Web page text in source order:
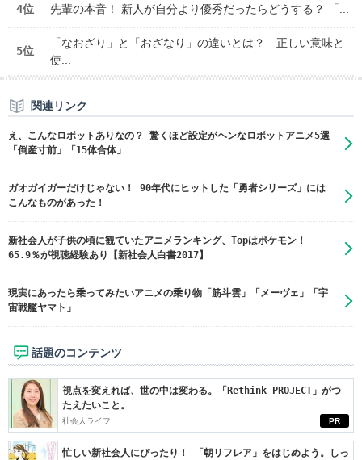
4位 先輩の本音！ 新人が自分より優秀だったらどうする？ 「...
5位
「なおざり」と「おざなり」の違いとは？ 正しい意味と
使...
関連リンク
え、こんなロボットありなの？ 驚くほど設定がヘンなロボットアニメ5選
「倒産寸前」「15体合体」
ガオガイガーだけじゃない！ 90年代にヒットした「勇者シリーズ」には
こんなものがあった！
新社会人が子供の頃に観ていたアニメランキング、Topはポケモン！
65.9％が視聴経験あり【新社会人白書2017】
現実にあったら乗ってみたいアニメの乗り物「筋斗雲」「メーヴェ」「宇
宙戦艦ヤマト」
話題のコンテンツ
PR
視点を変えれば、世の中は変わる。「Rethink PROJECT」がつ
たえたいこと。
社会人ライフ
忙しい新社会人にぴったり！ 「朝リフレア」をはじめよう。しっ